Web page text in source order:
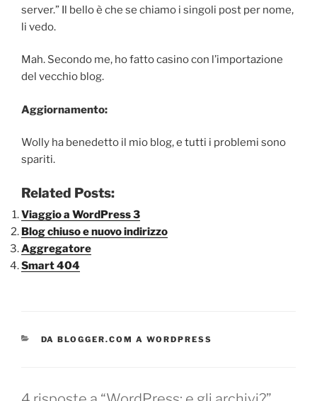
server.” Il bello è che se chiamo i singoli post per nome,
li vedo.
Mah. Secondo me, ho fatto casino con l’importazione
del vecchio blog.
Aggiornamento:
Wolly ha benedetto il mio blog, e tutti i problemi sono
spariti.
Related Posts:
Viaggio a WordPress 3
Blog chiuso e nuovo indirizzo
Aggregatore
Smart 404
CATEGORIE
DA BLOGGER.COM A WORDPRESS